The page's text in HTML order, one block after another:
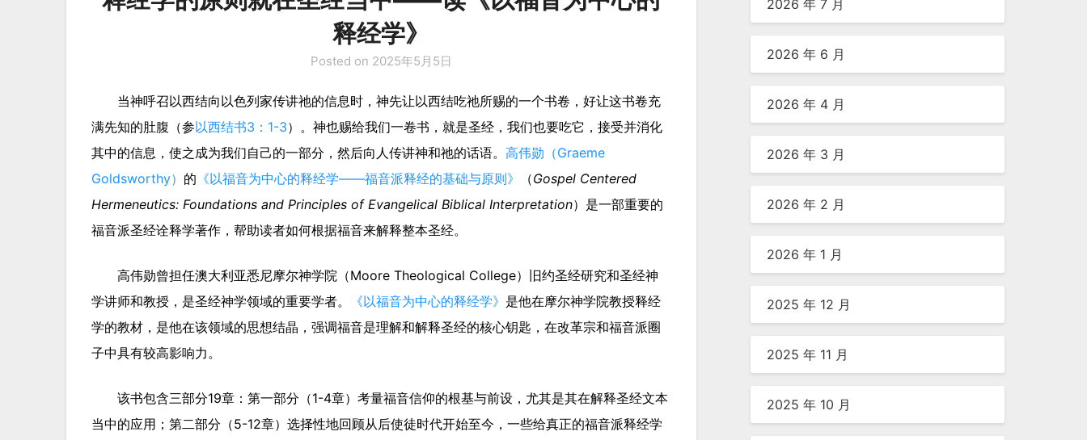
释经学》
Posted on 2025年5月5日
当神呼召以西结向以色列家传讲祂的信息时，神先让以西结吃祂所赐的一个书卷，好让这书卷充
满先知的肚腹（参以西结书3：1-3）。神也赐给我们一卷书，就是圣经，我们也要吃它，接受并消化
其中的信息，使之成为我们自己的一部分，然后向人传讲神和祂的话语。高伟勋（Graeme
Goldsworthy） 的 《以福音为中心的释经学——福音派释经的基础与原则》 （Gospel Centered
Hermeneutics: Foundations and Principles of Evangelical Biblical Interpretation）是一部重要的
福音派圣经诠释学著作，帮助读者如何根据福音来解释整本圣经。
高伟勋曾担任澳大利亚悉尼摩尔神学院（Moore Theological College）旧约圣经研究和圣经神
学讲师和教授，是圣经神学领域的重要学者。
《以福音为中心的释经学》 是他在摩尔神学院教授释经
学的教材，是他在该领域的思想结晶，强调福音是理解和解释圣经的核心钥匙，在改革宗和福音派圈
子中具有较高影响力。
该书包含三部分19章：第一部分（1-4章）考量福音信仰的根基与前设，尤其是其在解释圣经文本
当中的应用；第二部分（5-12章）选择性地回顾从后使徒时代开始至今，一些给真正的福音派释经学
2026 年 7 月
2026 年 6 月
2026 年 4 月
2026 年 3 月
2026 年 2 月
2026 年 1 月
2025 年 12 月
2025 年 11 月
2025 年 10 月